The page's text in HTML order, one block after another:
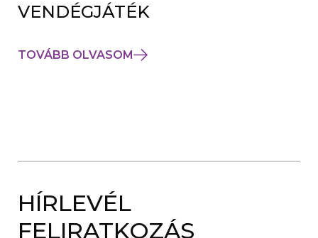
VENDÉGJÁTÉK
TOVÁBB OLVASOM
HÍRLEVÉL
FELIRATKOZÁS